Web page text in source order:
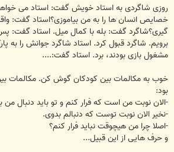
ت
روزی شاگردی به استاد خویش گفت: استاد می
خصایص انسان ها را به من بیاموزی؟استاد گفت:
گیری؟شاگرد گفت: بله با کمال میل. استاد گفت:
برویم. شاگرد قبول کرد. استاد شاگرد جوانش را به
مشغول بازی بودند، برد. استاد گفت:....
خوب به مکالمات بین کودکان گوش کن. مکالمات
بود:
-الان نوبت من است که فرار کنم و تو باید دنبال من
-نخیر الان نوبت توست که دنبالم بدوی.
-اصلا چرا من هیچوقت نباید فرار کنم؟
و حرف هایی از این قبیل...